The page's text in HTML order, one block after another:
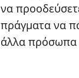
να
πράγματα να
άλλα πρόσωπα